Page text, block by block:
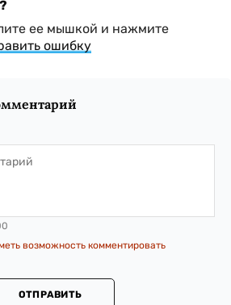
ее мышкой и нажмите
ошибку
возможность комментировать
ОТПРАВИТЬ